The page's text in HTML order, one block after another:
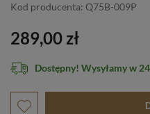
Kod producenta: Q75B-009P
289,00 zł
Dostępny! Wysyłamy w